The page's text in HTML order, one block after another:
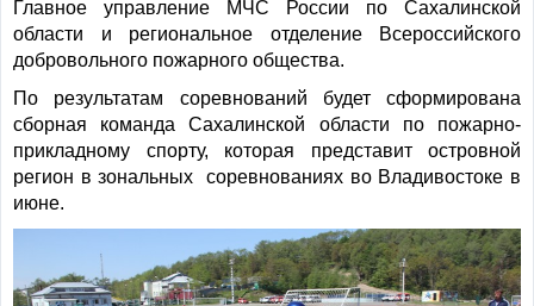
Главное управление МЧС России по Сахалинской
области и региональное отделение Всероссийского
добровольного пожарного общества.
По результатам соревнований будет сформирована
сборная команда Сахалинской области по пожарно-
прикладному спорту, которая представит островной
регион в зональных соревнованиях во Владивостоке в
июне.